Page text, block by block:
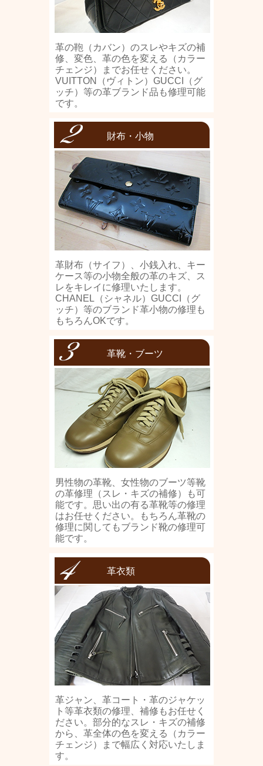
革の鞄（カバン）のスレやキズの補
修、変色、革の色を変える（カラー
チェンジ）までお任せください。
VUITTON（ヴィトン）GUCCI（グ
ッチ）等の革ブランド品も修理可能
です。
財布・小物
革財布（サイフ）、小銭入れ、キー
ケース等の小物全般の革のキズ、ス
レをキレイに修理いたします。
CHANEL（シャネル）GUCCI（グ
ッチ）等のブランド革小物の修理も
もちろんOKです。
革靴・ブーツ
男性物の革靴、女性物のブーツ等靴
の革修理（スレ・キズの補修）も可
能です。思い出の有る革靴等の修理
はお任せください。もちろん革靴の
修理に関してもブランド靴の修理可
能です。
革衣類
革ジャン、革コート・革のジャケッ
ト等革衣類の修理、補修もお任せく
ださい。部分的なスレ・キズの補修
から、革全体の色を変える（カラー
チェンジ）まで幅広く対応いたしま
す。